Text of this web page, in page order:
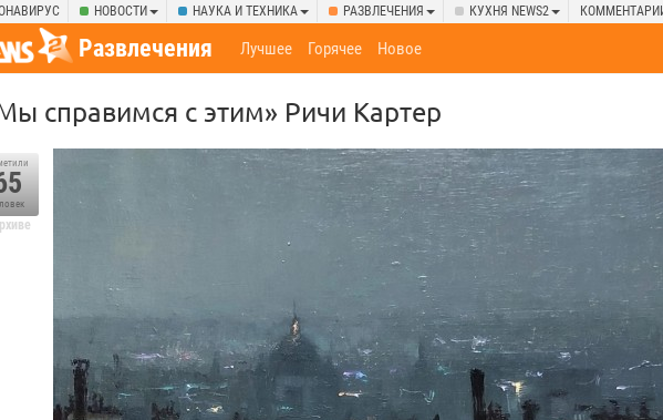
НОВОСТИ НАУКА И ТЕХНИКА РАЗВЛЕЧЕНИЯ КУХНЯ NEWS2
Развлечения Лучшее Горячее Новое
справимся с этим» Ричи Картер